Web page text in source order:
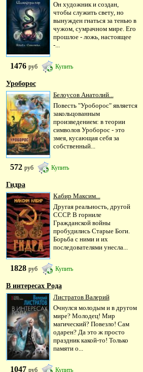
Он художник и создан,
чтобы служить свету, но
вынужден гнаться за тенью в
чужом, сумрачном мире. Его
прошлое - ложь, настоящее
-...
1476 руб Купить
Уроборос
Белоусов Анатолий...
Повесть "Уроборос" является
закольцованным
произведением: в теории
символов Уроборос - это
змея, кусающая себя за
собственный...
572 руб Купить
Гидра
Кабир Максим...
Другая реальность, другой
СССР. В горниле
Гражданской войны
пробудились Старые Боги.
Борьба с ними и их
последователями унесла...
1828 руб Купить
В интересах Рода
Листратов Валерий
Очнулся молодым и в другом
мире? Молодец! Мир
магический? Повезло! Сам
одарен? Да это ж просто
праздник какой-то! Только
памяти о...
1047 руб Купить